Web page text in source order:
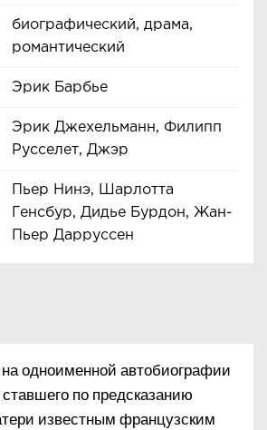
биографический, драма,
романтический
Эрик Барбье
Эрик Джехельманн, Филипп
Русселет, Джэр
Пьер Нинэ, Шарлотта
Генсбур, Дидье Бурдон, Жан-
Пьер Дарруссен
одноименной автобиографии
по предсказанию
известным французским